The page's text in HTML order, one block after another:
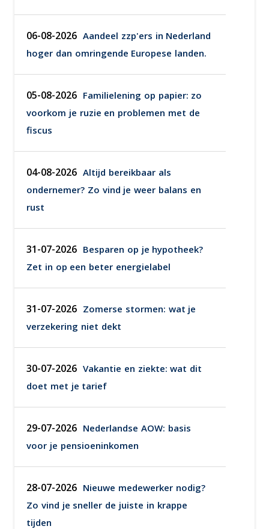
06-08-2026 Aandeel zzp'ers in Nederland
hoger dan omringende Europese landen.
05-08-2026 Familielening op papier: zo
voorkom je ruzie en problemen met de
fiscus
04-08-2026 Altijd bereikbaar als
ondernemer? Zo vind je weer balans en
rust
31-07-2026 Besparen op je hypotheek?
Zet in op een beter energielabel
31-07-2026 Zomerse stormen: wat je
verzekering niet dekt
30-07-2026 Vakantie en ziekte: wat dit
doet met je tarief
29-07-2026 Nederlandse AOW: basis
voor je pensioeninkomen
28-07-2026 Nieuwe medewerker nodig?
Zo vind je sneller de juiste in krappe
tijden